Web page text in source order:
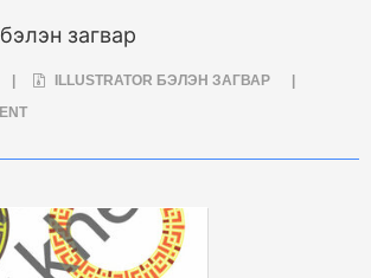
загвар
ILLUSTRATOR БЭЛЭН ЗАГВАР